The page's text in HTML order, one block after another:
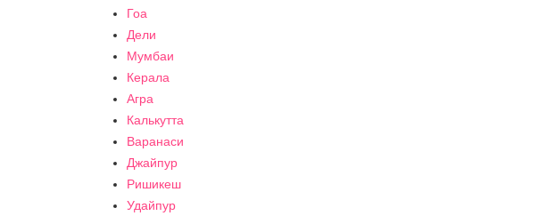
Гоа
Дели
Мумбаи
Керала
Агра
Калькутта
Варанаси
Джайпур
Ришикеш
Удайпур